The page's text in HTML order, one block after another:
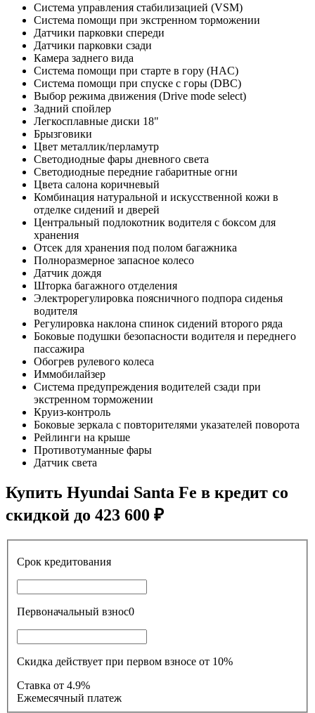
Система управления стабилизацией (VSM)
Система помощи при экстренном торможении
Датчики парковки спереди
Датчики парковки сзади
Камера заднего вида
Система помощи при старте в гору (HAC)
Система помощи при спуске с горы (DBC)
Выбор режима движения (Drive mode select)
Задний спойлер
Легкосплавные диски 18"
Брызговики
Цвет металлик/перламутр
Светодиодные фары дневного света
Светодиодные передние габаритные огни
Цвета салона коричневый
Комбинация натуральной и искусственной кожи в
отделке сидений и дверей
Центральный подлокотник водителя с боксом для
хранения
Отсек для хранения под полом багажника
Полноразмерное запасное колесо
Датчик дождя
Шторка багажного отделения
Электрорегулировка поясничного подпора сиденья
водителя
Регулировка наклона спинок сидений второго ряда
Боковые подушки безопасности водителя и переднего
пассажира
Обогрев рулевого колеса
Иммобилайзер
Система предупреждения водителей сзади при
экстренном торможении
Круиз-контроль
Боковые зеркала с повторителями указателей поворота
Рейлинги на крыше
Противотуманные фары
Датчик света
Купить Hyundai Santa Fe в кредит со
скидкой до 423 600 ₽
Срок кредитования
Первоначальный взнос0
Скидка действует при первом взносе от 10%
Ставка
от 4.9%
Ежемесячный платеж